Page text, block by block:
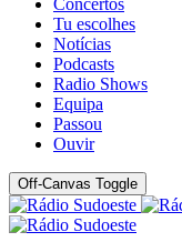
Concertos
Tu escolhes
Notícias
Podcasts
Radio Shows
Equipa
Passou
Ouvir
Off-Canvas Toggle